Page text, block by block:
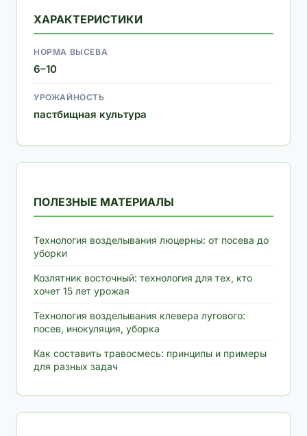
ХАРАКТЕРИСТИКИ
НОРМА ВЫСЕВА
6–10
УРОЖАЙНОСТЬ
пастбищная культура
ПОЛЕЗНЫЕ МАТЕРИАЛЫ
Технология возделывания люцерны: от посева до
уборки
Козлятник восточный: технология для тех, кто
хочет 15 лет урожая
Технология возделывания клевера лугового:
посев, инокуляция, уборка
Как составить травосмесь: принципы и примеры
для разных задач